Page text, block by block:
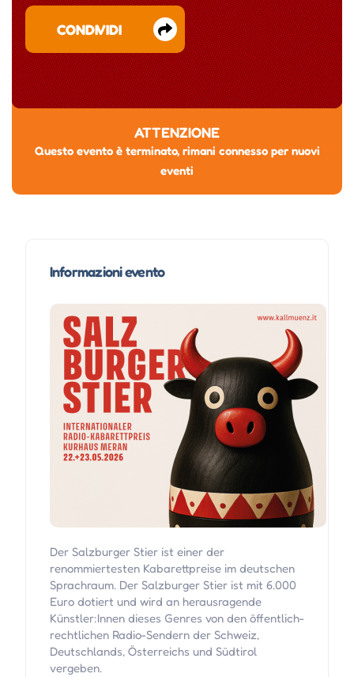
CONDIVIDI
ATTENZIONE
Questo evento è terminato, rimani connesso per nuovi
eventi
Informazioni evento
Der Salzburger Stier ist einer der
renommiertesten Kabarettpreise im deutschen
Sprachraum. Der Salzburger Stier ist mit 6.000
Euro dotiert und wird an herausragende
Künstler:Innen dieses Genres von den öffentlich-
rechtlichen Radio-Sendern der Schweiz,
Deutschlands, Österreichs und Südtirol
vergeben.